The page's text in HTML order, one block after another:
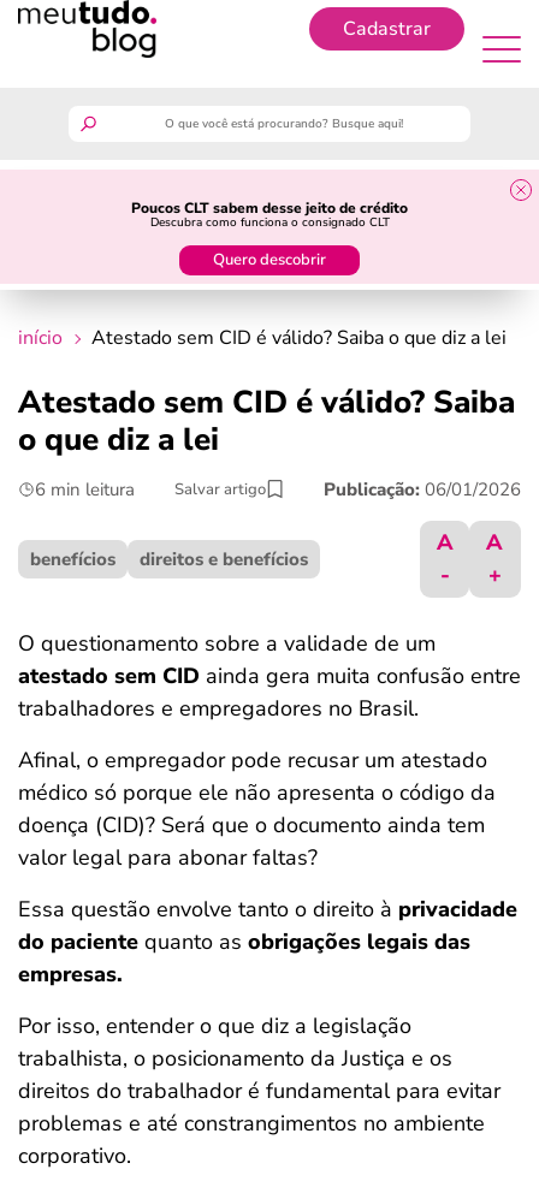
Cadastrar
Poucos CLT sabem desse jeito de crédito
Descubra como funciona o consignado CLT
Quero descobrir
guia do trabalhador
crédito fácil
últimas notícias
ferramentas
início Atestado sem CID é válido? Saiba o que diz a lei
Atestado sem CID é válido? Saiba
o que diz a lei
6 min leitura Salvar artigo Publicação: 06/01/2026
benefícios direitos e benefícios
A
-
A
+
O questionamento sobre a validade de um
atestado sem CID ainda gera muita confusão entre
trabalhadores e empregadores no Brasil.
Afinal, o empregador pode recusar um atestado
médico só porque ele não apresenta o código da
doença (CID)? Será que o documento ainda tem
valor legal para abonar faltas?
Essa questão envolve tanto o direito à privacidade
do paciente quanto as obrigações legais das
empresas.
Por isso, entender o que diz a legislação
trabalhista, o posicionamento da Justiça e os
direitos do trabalhador é fundamental para evitar
problemas e até constrangimentos no ambiente
corporativo.